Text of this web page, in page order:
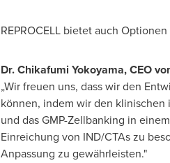
REPROCELL bietet auch
Dr. Chikafumi Yokoyama, CEO
„Wir freuen uns, dass wir den
können, indem wir den klinischen
und das GMP-Zellbanking in
Einreichung von IND/CTAs zu
Anpassung zu gewährleisten."